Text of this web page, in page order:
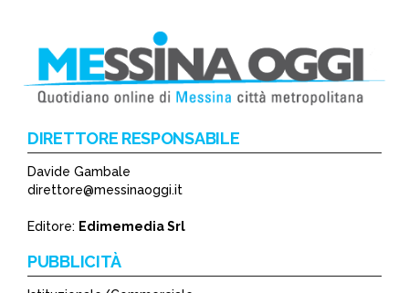
DIRETTORE RESPONSABILE
Davide Gambale
direttore@messinaoggi.it
Editore: Edimemedia Srl
PUBBLICITÀ